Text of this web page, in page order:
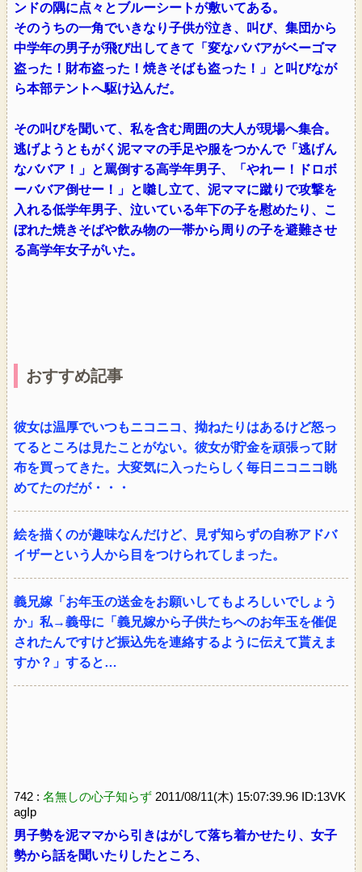
ンドの隅に点々とブルーシートが敷いてある。
そのうちの一角でいきなり子供が泣き、叫び、集団から
中学年の男子が飛び出してきて「変なババアがベーゴマ
盗った！財布盗った！焼きそばも盗った！」と叫びなが
ら本部テントへ駆け込んだ。
その叫びを聞いて、私を含む周囲の大人が現場へ集合。
逃げようともがく泥ママの手足や服をつかんで「逃げん
なババア！」と罵倒する高学年男子、「やれー！ドロボ
ーババア倒せー！」と囃し立て、泥ママに蹴りで攻撃を
入れる低学年男子、泣いている年下の子を慰めたり、こ
ぼれた焼きそばや飲み物の一帯から周りの子を避難させ
る高学年女子がいた。
おすすめ記事
彼女は温厚でいつもニコニコ、拗ねたりはあるけど怒っ
てるところは見たことがない。彼女が貯金を頑張って財
布を買ってきた。大変気に入ったらしく毎日ニコニコ眺
めてたのだが・・・
絵を描くのが趣味なんだけど、見ず知らずの自称アドバ
イザーという人から目をつけられてしまった。
義兄嫁「お年玉の送金をお願いしてもよろしいでしょう
か」私→義母に「義兄嫁から子供たちへのお年玉を催促
されたんですけど振込先を連絡するように伝えて貰えま
すか？」すると…
742 : 名無しの心子知らず 2011/08/11(木) 15:07:39.96 ID:13VK
agIp
男子勢を泥ママから引きはがして落ち着かせたり、女子
勢から話を聞いたりしたところ、